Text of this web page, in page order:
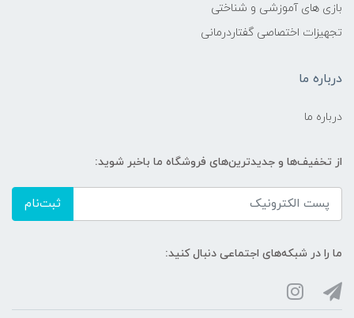
بازی های آموزشی و شناختی
تجهیزات اختصاصی گفتاردرمانی
درباره ما
درباره ما
از تخفیف‌ها و جدیدترین‌های فروشگاه ما باخبر شوید:
ثبت‌نام
ما را در شبکه‌های اجتماعی دنبال کنید: